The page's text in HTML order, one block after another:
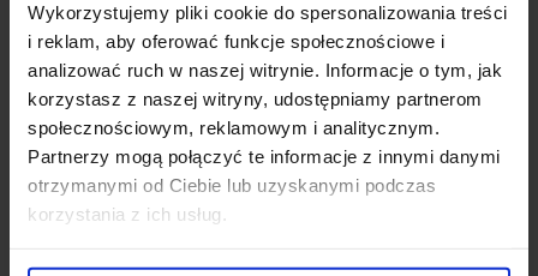
Wykorzystujemy pliki cookie do spersonalizowania treści
i reklam, aby oferować funkcje społecznościowe i
analizować ruch w naszej witrynie. Informacje o tym, jak
korzystasz z naszej witryny, udostępniamy partnerom
społecznościowym, reklamowym i analitycznym.
Partnerzy mogą połączyć te informacje z innymi danymi
otrzymanymi od Ciebie lub uzyskanymi podczas
korzystania z ich usług.
OPINIE O PRODUKCIE: KOSZULKA
POLO PROVAGLIO BIAŁA
Weryfikacja pochodzenia opinii nie jest dokonywana.